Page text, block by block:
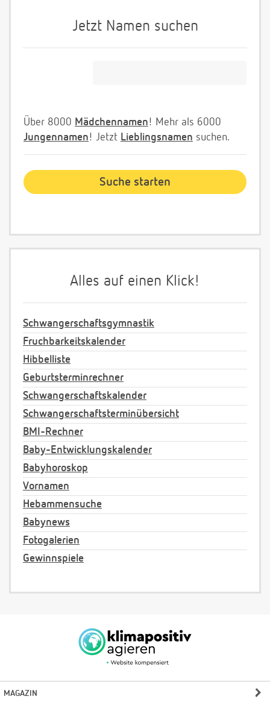
Jetzt Namen suchen
Über 8000 Mädchennamen! Mehr als 6000
Jungennamen! Jetzt Lieblingsnamen suchen.
Alles auf einen Klick!
Schwangerschaftsgymnastik
Fruchbarkeitskalender
Hibbelliste
Geburtsterminrechner
Schwangerschaftskalender
Schwangerschaftsterminübersicht
BMI-Rechner
Baby-Entwicklungskalender
Babyhoroskop
Vornamen
Hebammensuche
Babynews
Fotogalerien
Gewinnspiele
MAGAZIN